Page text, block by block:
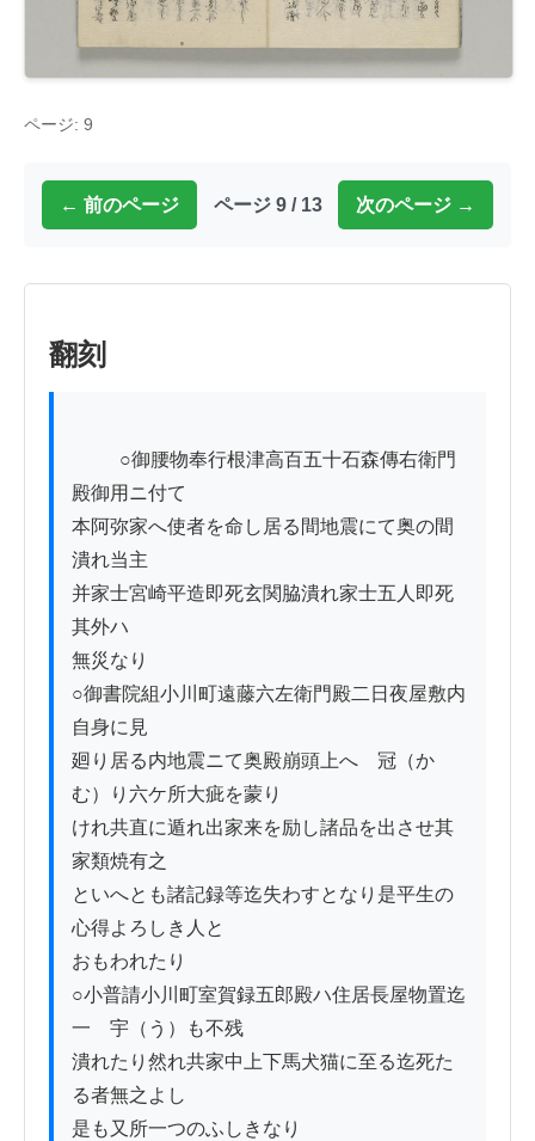
ページ: 9
← 前のページ ページ 9 / 13 次のページ →
翻刻
殿御用ニ付て
本阿弥家へ使者を命し居る間地震にて奥の間
潰れ当主
并家士宮崎平造即死玄関脇潰れ家士五人即死
其外ハ
無災なり
○御書院組小川町遠藤六左衛門殿二日夜屋敷内
自身に見
廻り居る内地震ニて奥殿崩頭上へ　冠（か
む）り六ケ所大疵を蒙り
けれ共直に遁れ出家来を励し諸品を出させ其
家類焼有之
といへとも諸記録等迄失わすとなり是平生の
心得よろしき人と
おもわれたり
○小普請小川町室賀録五郎殿ハ住居長屋物置迄
一　宇（う）も不残
潰れたり然れ共家中上下馬犬猫に至る迄死た
る者無之よし
是も又所一つのふしきなり